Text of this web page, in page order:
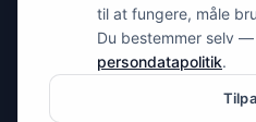
info@spyman.dk
Peter Bangs Vej 153, 2000
til at fungere, måle
Du bestemmer selv
persondatapolitik.